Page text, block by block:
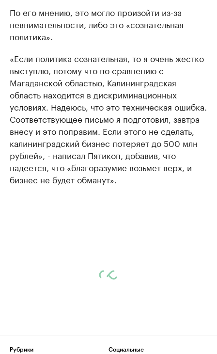
По его мнению, это могло произойти из-за
невнимательности, либо это «сознательная
политика».
«Если политика сознательная, то я очень жестко
выступлю, потому что по сравнению с
Магаданской областью, Калининградская
область находится в дискриминационных
условиях. Надеюсь, что это техническая ошибка.
Соответствующее письмо я подготовил, завтра
внесу и это поправим. Если этого не сделать,
калининградский бизнес потеряет до 500 млн
рублей», - написал Пятикоп, добавив, что
надеется, что «благоразумие возьмет верх, и
бизнес не будет обманут».
Рубрики
Социальные